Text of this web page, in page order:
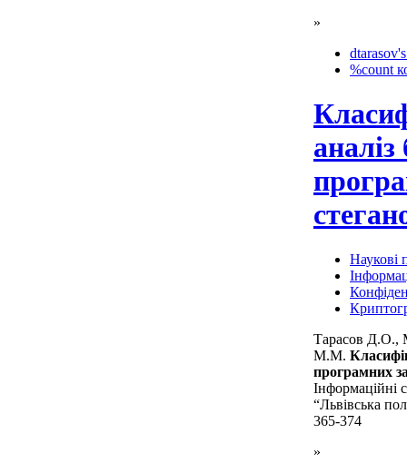
»
%count
Наукові
Тарасов Д.О.,
М.М.
програмних
Інформаційні
“Львівська
365-374
»